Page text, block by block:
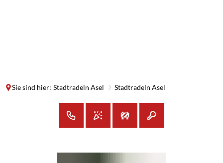
Sie sind hier: Stadtradeln Asel Stadtradeln Asel